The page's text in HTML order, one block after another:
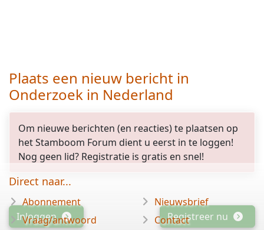
opgelost
Plaats een nieuw bericht in
Onderzoek in Nederland
Om nieuwe berichten (en reacties) te plaatsen op
het Stamboom Forum dient u eerst in te loggen!
Nog geen lid? Registratie is gratis en snel!
Registreer nu
Inloggen
Direct naar...
Abonnement
Vraag/antwoord
Nieuwsbrief
Contact